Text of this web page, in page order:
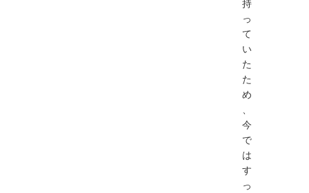
持
っ
て
い
た
た
め
、
今
で
は
す
っ